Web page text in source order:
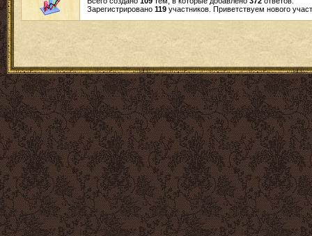
Зарегистрировано 119участников. Приветствуем нового